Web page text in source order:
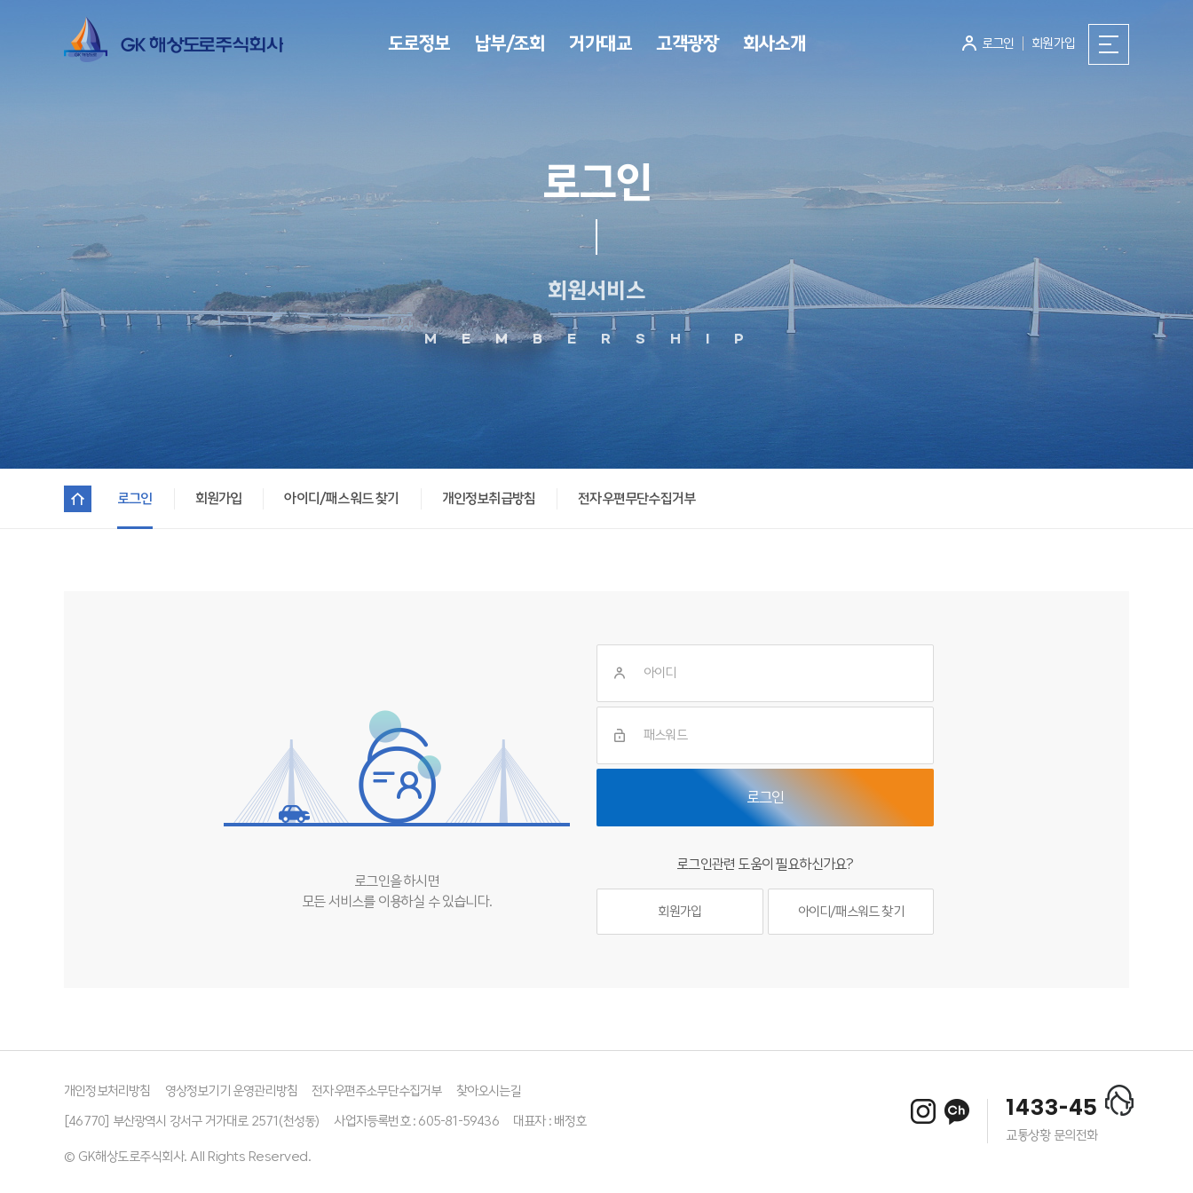
로그인 회원가입
도로정보 납부/조회 거가대교 고객광장 회사소개
로그인
회원서비스
MEMBERSHIP
로그인 회원가입 아이디/패스워드 찾기 개인정보취급방침 전자우편무단수집거부
로그인을 하시면
모든 서비스를 이용하실 수 있습니다.
로그인
로그인관련 도움이 필요하신가요?
회원가입 아이디/패스워드 찾기
개인정보처리방침 영상정보기기 운영관리방침 전자우편주소무단수집거부
찾아오시는길
[46770] 부산광역시 강서구 거가대로 2571(천성동)
사업자등록번호 : 605-81-59436 대표자 : 배정호
1433-45
교통상황 문의전화
© GK해상도로주식회사. All Rights Reserved.